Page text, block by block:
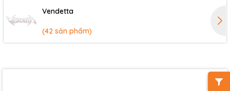
Vendetta
(42 sản phẩm)